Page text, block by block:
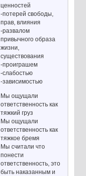
ценностей
-потерей свободы,
прав, влияния
-развалом
привычного образа
жизни,
существования
-проиграшем
-слабостью
-зависимостью
Мы ощущали
ответственность как
тяжкий груз
Мы ощущали
ответственность как
тяжкое бремя
Мы считали что
понести
ответственность, это
быть наказанным и